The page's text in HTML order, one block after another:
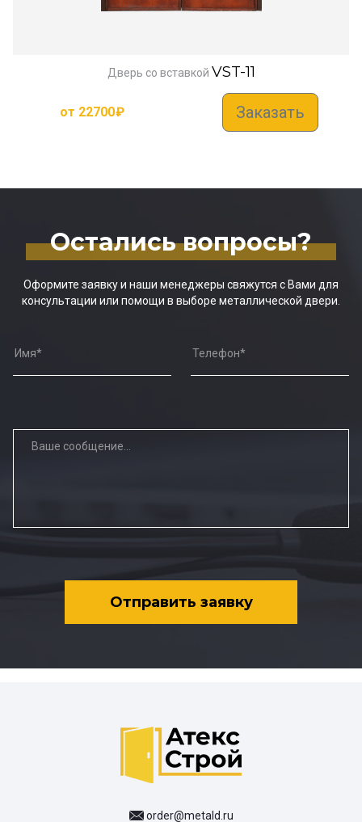
Дверь со вставкой VST-11
от 22700₽ Заказать
Остались вопросы?
Оформите заявку и наши менеджеры свяжутся с Вами для
консультации или помощи в выборе металлической двери.
Отправить заявку
order@metald.ru